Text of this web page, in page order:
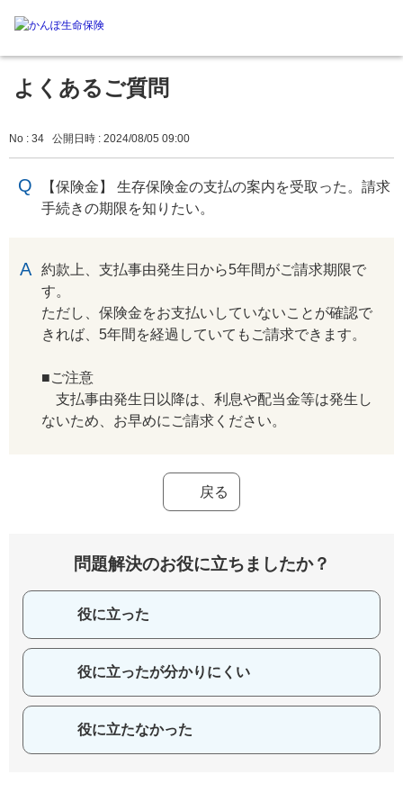
よくあるご質問
No : 34 公開日時 : 2024/08/05 09:00
【保険金】 生存保険金の支払の案内を受取った。請求
手続きの期限を知りたい。
約款上、支払事由発生日から5年間がご請求期限で
す。
ただし、保険金をお支払いしていないことが確認で
きれば、5年間を経過していてもご請求できます。
■ご注意
支払事由発生日以降は、利息や配当金等は発生し
ないため、お早めにご請求ください。
戻る
問題解決のお役に立ちましたか？
役に立った
役に立ったが分かりにくい
役に立たなかった